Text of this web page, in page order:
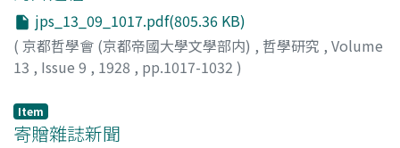
jps_13_09_1017.pdf(805.36 KB)
( 京都哲學會 (京都帝國大學文學部内) , 哲學研究 , Volume
13 , Issue 9 , 1928 , pp.1017-1032 )
Item
寄贈雜誌新聞